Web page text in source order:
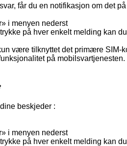
får du en notifikasjon om det
i menyen nederst
på hver enkelt melding kan
være tilknyttet det primære SIM-
på mobilsvartjenesten.
beskjeder :
i menyen nederst
på hver enkelt melding kan